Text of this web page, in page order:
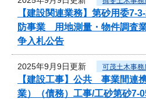
【建設関連業務】第砂用委
防事業 用地測量・物件調査
争入札公告
2025年9月9日更新 可茂土木事務
【建設工事】公共 事業間連
業）（債務）工事/工砂第砂7-